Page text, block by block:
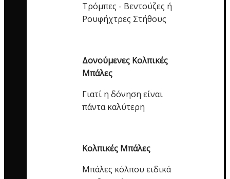
Τρόμπες - Βεντούζες ή
Ρουφήχτρες Στήθους
Δονούμενες Κολπικές
Μπάλες
Γιατί η δόνηση είναι
πάντα καλύτερη
Κολπικές Μπάλες
Μπάλες κόλπου ειδικά